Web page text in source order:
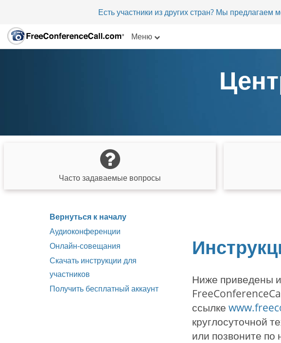
Есть участники из других стран? Мы предлагаем
Меню
Часто задаваемые вопросы
Вернуться к началу
Аудиоконференции
Онлайн-совещания
Скачать инструкции для
участников
Получить бесплатный аккаунт
Ниже приведены
ссылке
круглосуточной
или позвоните по